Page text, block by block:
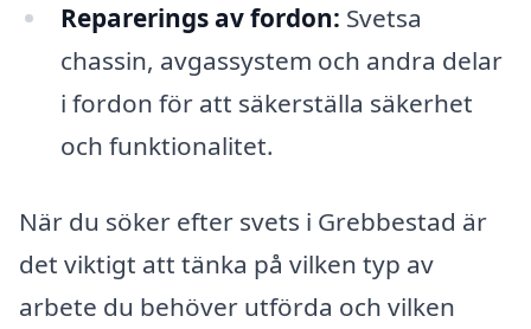
Reparerings av fordon: Svetsa
chassin, avgassystem och andra delar
i fordon för att säkerställa säkerhet
och funktionalitet.
När du söker efter svets i Grebbestad är
det viktigt att tänka på vilken typ av
arbete du behöver utförda och vilken